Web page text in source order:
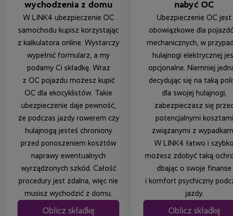
wychodzenia z domu
W LINK4 ubezpieczenie OC
samochodu kupisz korzystając
z kalkulatora online. Wystarczy
wypełnić formularz, a my
podamy Ci składkę. Wraz
z OC pojazdu możesz kupić
OC dla ekocyklistów. Takie
ubezpieczenie daje pewność,
że podczas jazdy rowerem czy
hulajnogą jesteś chroniony
przed ponoszeniem kosztów
naprawy ewentualnych
wyrządzonych szkód. Całość
procedury jest zdalna, więc nie
musisz wychodzić z domu.
Oblicz składkę
nabyć OC
Ubezpieczenie OC jest
obowiązkowe dla
mechanicznych, w
hulajnogi elektrycznej
opcjonalne. Niemniej
decydując się na taką
dla swojej hulajnogi,
zabezpieczasz się przed
potencjalnymi kosztami
związanymi z
W LINK4 łatwo i szybko
możesz zdobyć taką
dbając o swoje finanse
i komfort psychiczny
jazdy.
Oblicz składkę